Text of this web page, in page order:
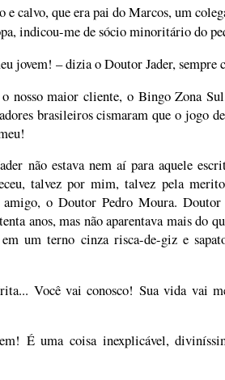
e calvo, que era pai do Marcos, um
indicou-me de sócio minoritário do
jovem! – dizia o Doutor Jader, sempre
o nosso maior cliente, o Bingo Zona
brasileiros cismaram que o jogo
não estava nem aí para aquele
talvez por mim, talvez pela
o Doutor Pedro Moura. Doutor
anos, mas não aparentava mais do
um terno cinza risca-de-giz e
Você vai conosco! Sua vida vai
É uma coisa inexplicável,